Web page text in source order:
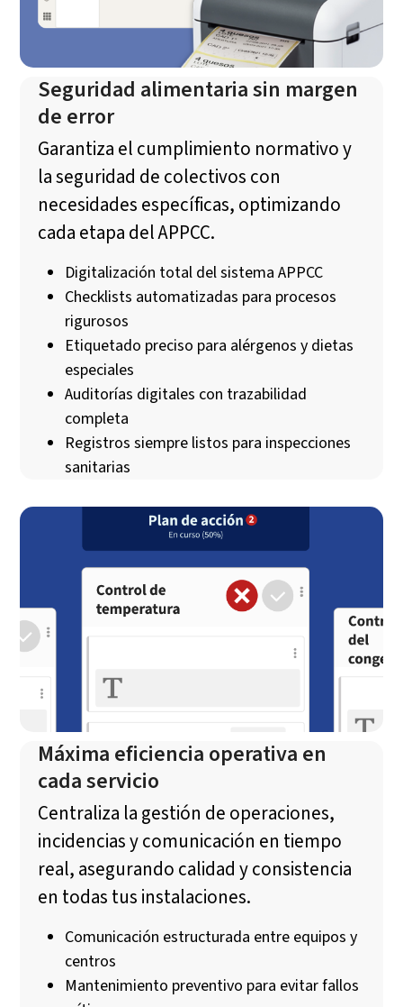
Seguridad alimentaria sin margen
de error
Garantiza el cumplimiento normativo y
la seguridad de colectivos con
necesidades específicas, optimizando
cada etapa del APPCC.
Digitalización total del sistema APPCC
Checklists automatizadas para procesos
rigurosos
Etiquetado preciso para alérgenos y dietas
especiales
Auditorías digitales con trazabilidad
completa
Registros siempre listos para inspecciones
sanitarias
Máxima eficiencia operativa en
cada servicio
Centraliza la gestión de operaciones,
incidencias y comunicación en tiempo
real, asegurando calidad y consistencia
en todas tus instalaciones.
Comunicación estructurada entre equipos y
centros
Mantenimiento preventivo para evitar fallos